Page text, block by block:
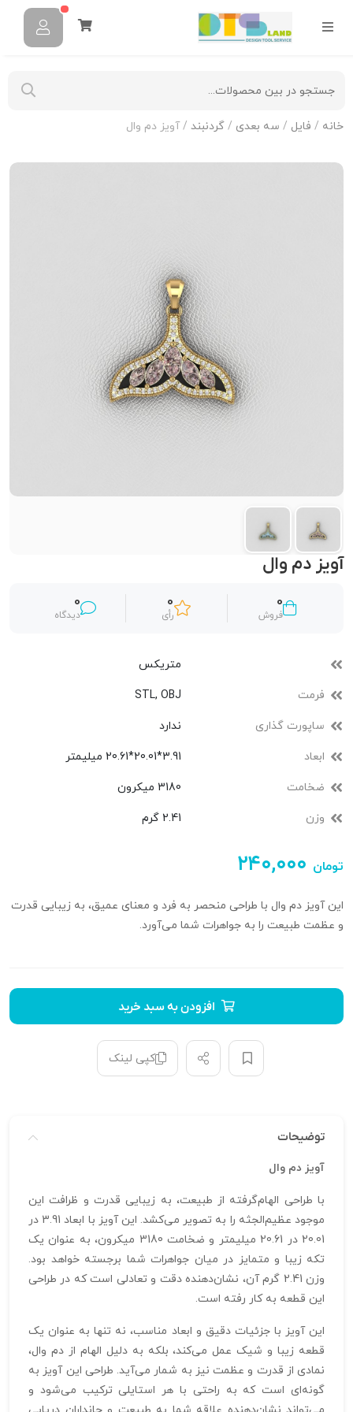
خانه / فایل / سه بعدی / گردنبند / آویز دم وال
آویز دم وال
0
فروش
0
رأی
0
دیدگاه
متریکس
فرمت STL, OBJ
ساپورت گذاری ندارد
ابعاد 3.91*20.01*20.61 میلیمتر
ضخامت 3180 میکرون
وزن 2.41 گرم
۲۴۰,۰۰۰ تومان
این آویز دم وال با طراحی منحصر به فرد و معنای عمیق، به زیبایی قدرت
و عظمت طبیعت را به جواهرات شما می‌آورد.
افزودن به سبد خرید
کپی لینک
توضیحات
آویز دم وال
با طراحی الهام‌گرفته از طبیعت، به زیبایی قدرت و ظرافت این
موجود عظیم‌الجثه را به تصویر می‌کشد. این آویز با ابعاد 3.91 در
20.01 در 20.61 میلیمتر و ضخامت 3180 میکرون، به عنوان یک
تکه زیبا و متمایز در میان جواهرات شما برجسته خواهد بود.
وزن 2.41 گرم آن، نشان‌دهنده دقت و تعادلی است که در طراحی
این قطعه به کار رفته است.
این آویز با جزئیات دقیق و ابعاد مناسب، نه تنها به عنوان یک
قطعه زیبا و شیک عمل می‌کند، بلکه به دلیل الهام از دم وال،
نمادی از قدرت و عظمت نیز به شمار می‌آید. طراحی این آویز به
گونه‌ای است که به راحتی با هر استایلی ترکیب می‌شود و